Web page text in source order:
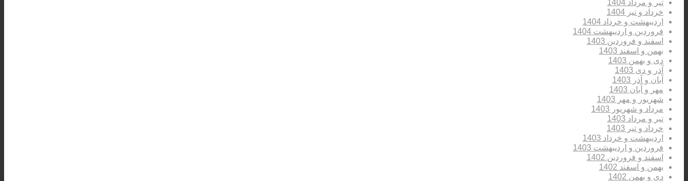
تیر و مرداد 1404
خرداد و تیر 1404
اردیبهشت و خرداد 1404
فروردین و اردیبهشت 1404
اسفند و فروردین 1403
بهمن و اسفند 1403
دی و بهمن 1403
آذر و دی 1403
آبان و آذر 1403
مهر و آبان 1403
شهریور و مهر 1403
مرداد و شهریور 1403
تیر و مرداد 1403
خرداد و تیر 1403
اردیبهشت و خرداد 1403
فروردین و اردیبهشت 1403
اسفند و فروردین 1402
بهمن و اسفند 1402
دی و بهمن 1402